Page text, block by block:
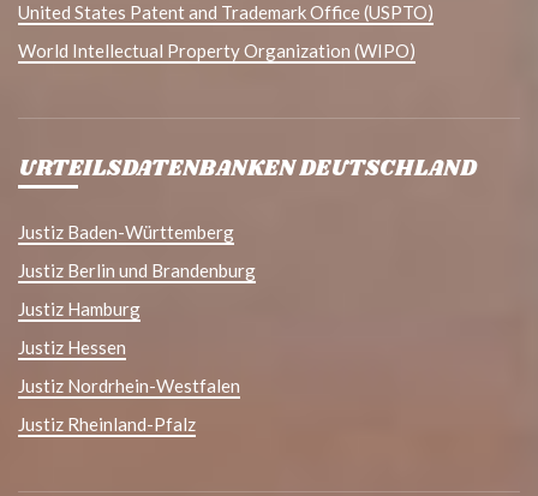
United States Patent and Trademark Office (USPTO)
World Intellectual Property Organization (WIPO)
URTEILSDATENBANKEN DEUTSCHLAND
Justiz Baden-Württemberg
Justiz Berlin und Brandenburg
Justiz Hamburg
Justiz Hessen
Justiz Nordrhein-Westfalen
Justiz Rheinland-Pfalz